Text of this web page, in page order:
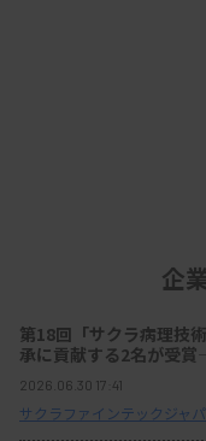
企
第18回「サクラ病理技
承に貢献する2名が受賞―
2026.06.30 17:41
サクラファインテックジャ